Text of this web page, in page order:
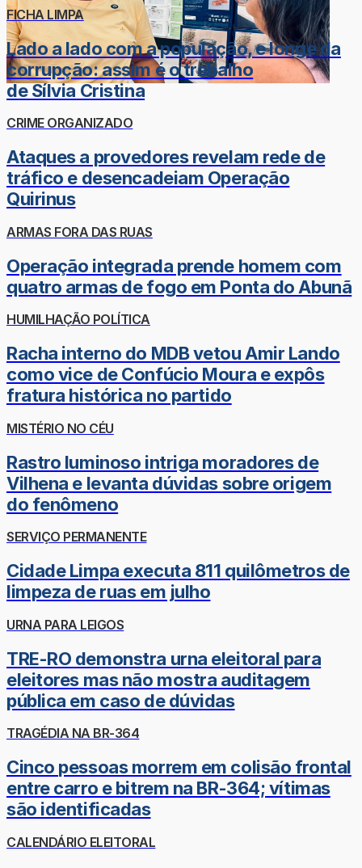
FICHA LIMPA
Lado a lado com a população, e longe da
corrupção: assim é o trabalho
de Sílvia Cristina
CRIME ORGANIZADO
Ataques a provedores revelam rede de
tráfico e desencadeiam Operação
Quirinus
ARMAS FORA DAS RUAS
Operação integrada prende homem com
quatro armas de fogo em Ponta do Abunã
HUMILHAÇÃO POLÍTICA
Racha interno do MDB vetou Amir Lando
como vice de Confúcio Moura e expôs
fratura histórica no partido
MISTÉRIO NO CÉU
Rastro luminoso intriga moradores de
Vilhena e levanta dúvidas sobre origem
do fenômeno
SERVIÇO PERMANENTE
Cidade Limpa executa 811 quilômetros de
limpeza de ruas em julho
URNA PARA LEIGOS
TRE-RO demonstra urna eleitoral para
eleitores mas não mostra auditagem
pública em caso de dúvidas
TRAGÉDIA NA BR-364
Cinco pessoas morrem em colisão frontal
entre carro e bitrem na BR-364; vítimas
são identificadas
CALENDÁRIO ELEITORAL